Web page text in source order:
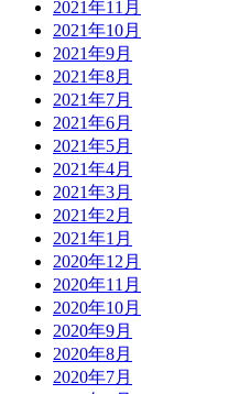
2021年11月
2021年10月
2021年9月
2021年8月
2021年7月
2021年6月
2021年5月
2021年4月
2021年3月
2021年2月
2021年1月
2020年12月
2020年11月
2020年10月
2020年9月
2020年8月
2020年7月